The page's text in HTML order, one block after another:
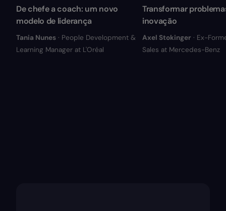
De chefe a coach: um novo
modelo de liderança
Tania Nunes · People Development &
Learning Manager at L'Oréal
Transformar
inovação
Axel Stokinger · Ex-
Sales at Mercedes-Benz